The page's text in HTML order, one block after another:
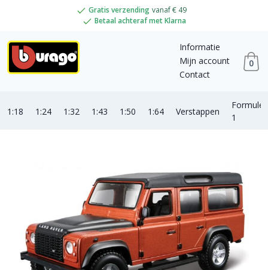
Gratis verzending vanaf € 49
Betaal achteraf met Klarna
Informatie
Mijn account
Contact
0
1:18 1:24 1:32 1:43 1:50 1:64 Verstappen
Formule
1